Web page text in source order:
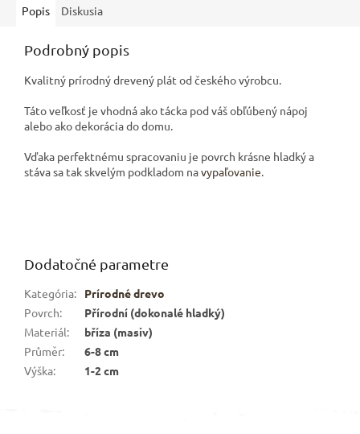
Popis Diskusia
Podrobný popis
Kvalitný prírodný drevený plát od českého výrobcu.
Táto veľkosť je vhodná ako tácka pod váš obľúbený nápoj
alebo ako dekorácia do domu.
Vďaka perfektnému spracovaniu je povrch krásne hladký a
stáva sa tak skvelým podkladom navypaľovanie
Dodatočné parametre
Kategória:
Prírodné drevo
Povrch:
Přírodní (dokonalé hladký)
Materiál:
bříza (masiv)
Průměr:
6-8 cm
Výška: 1-2 cm